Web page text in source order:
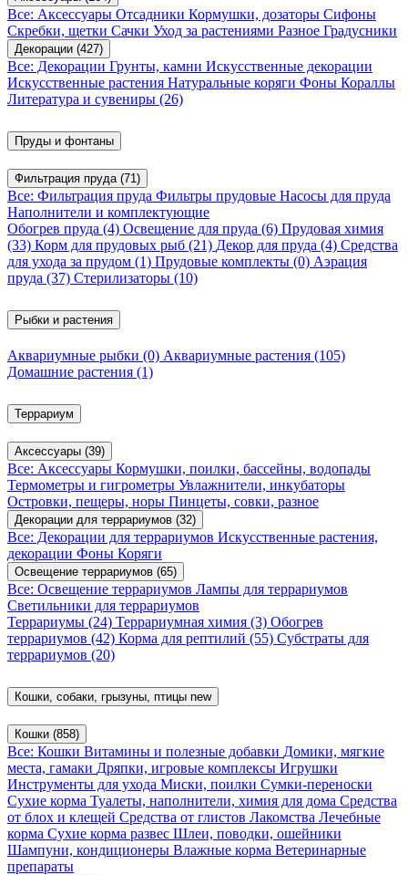
Все: Аксессуары Отсадники Кормушки, дозаторы Сифоны
Скребки, щетки Сачки Уход за растениями Разное Градусники
Декорации (427)
Все: Декорации Грунты, камни Искусственные декорации
Искусственные растения Натуральные коряги Фоны Кораллы
Литература и сувениры (26)
Пруды и фонтаны
Фильтрация пруда (71)
Все: Фильтрация пруда Фильтры прудовые Насосы для пруда
Наполнители и комплектующие
Обогрев пруда (4) Освещение для пруда (6) Прудовая химия
(33) Корм для прудовых рыб (21) Декор для пруда (4) Средства
для ухода за прудом (1) Прудовые комплекты (0) Аэрация
пруда (37) Стерилизаторы (10)
Рыбки и растения
Аквариумные рыбки (0) Аквариумные растения (105)
Домашние растения (1)
Террариум
Аксессуары (39)
Все: Аксессуары Кормушки, поилки, бассейны, водопады
Термометры и гигрометры Увлажнители, инкубаторы
Островки, пещеры, норы Пинцеты, совки, разное
Декорации для террариумов (32)
Все: Декорации для террариумов Искусственные растения,
декорации Фоны Коряги
Освещение террариумов (65)
Все: Освещение террариумов Лампы для террариумов
Светильники для террариумов
Террариумы (24) Террариумная химия (3) Обогрев
террариумов (42) Корма для рептилий (55) Субстраты для
террариумов (20)
Кошки, собаки, грызуны, птицы new
Кошки (858)
Все: Кошки Витамины и полезные добавки Домики, мягкие
места, гамаки Дряпки, игровые комплексы Игрушки
Инструменты для ухода Миски, поилки Сумки-переноски
Сухие корма Туалеты, наполнители, химия для дома Средства
от блох и клещей Средства от глистов Лакомства Лечебные
корма Сухие корма развес Шлеи, поводки, ошейники
Шампуни, кондиционеры Влажные корма Ветеринарные
препараты